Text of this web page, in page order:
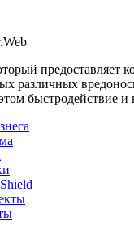
предоставляет
различных
быстродействие и